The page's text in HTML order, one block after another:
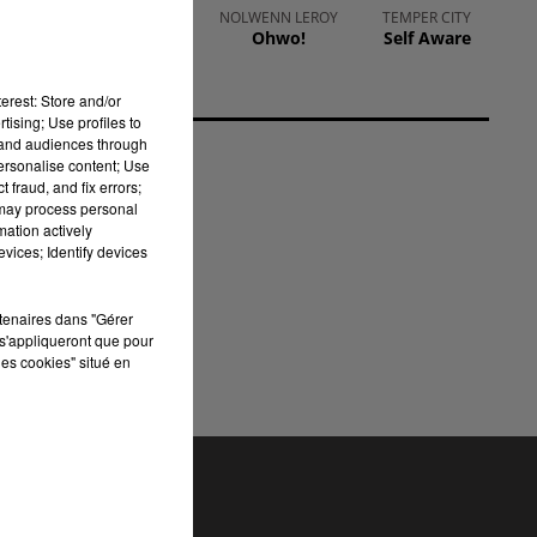
NOLWENN LEROY
Ohwo!
TEMPER CITY
Self Aware
Store and/or
Use profiles to
audiences through
content; Use
fraud, and fix errors;
process personal
actively
Identify devices
dans "Gérer
que pour
cookies" situé en